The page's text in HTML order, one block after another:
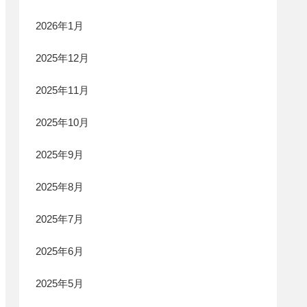
2026年1月
2025年12月
2025年11月
2025年10月
2025年9月
2025年8月
2025年7月
2025年6月
2025年5月